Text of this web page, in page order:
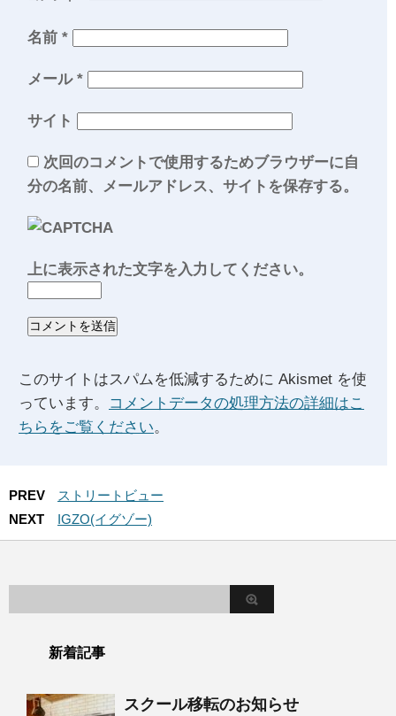
名前 *
メール *
サイト
次回のコメントで使用するためブラウザーに自
分の名前、メールアドレス、サイトを保存する。
上に表示された文字を入力してください。
このサイトはスパムを低減するために Akismet を使
っています。
コメントデータの処理方法の詳細はこ
ちらをご覧ください。
PREV
ストリートビュー
NEXT
IGZO(イグゾー)
新着記事
スクール移転のお知らせ